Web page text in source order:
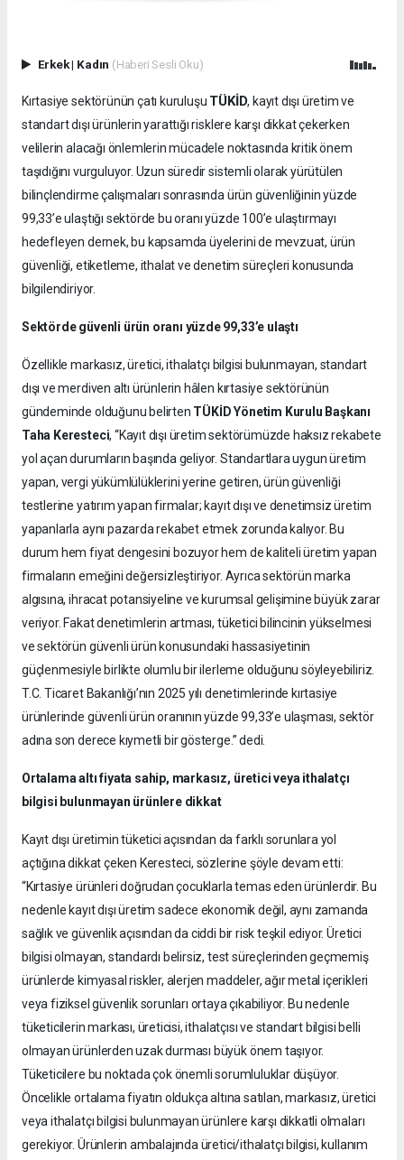
Erkek| Kadın (Haberi Sesli Oku)
Kırtasiye sektörünün çatı kuruluşu TÜKİD, kayıt dışı üretim ve
standart dışı ürünlerin yarattığı risklere karşı dikkat çekerken
velilerin alacağı önlemlerin mücadele noktasında kritik önem
taşıdığını vurguluyor. Uzun süredir sistemli olarak yürütülen
bilinçlendirme çalışmaları sonrasında ürün güvenliğinin yüzde
99,33’e ulaştığı sektörde bu oranı yüzde 100’e ulaştırmayı
hedefleyen dernek, bu kapsamda üyelerini de mevzuat, ürün
güvenliği, etiketleme, ithalat ve denetim süreçleri konusunda
bilgilendiriyor.
Sektörde güvenli ürün oranı yüzde 99,33’e ulaştı
Özellikle markasız, üretici, ithalatçı bilgisi bulunmayan, standart
dışı ve merdiven altı ürünlerin hâlen kırtasiye sektörünün
gündeminde olduğunu belirten TÜKİD Yönetim Kurulu Başkanı
Taha Keresteci, “Kayıt dışı üretim sektörümüzde haksız rekabete
yol açan durumların başında geliyor. Standartlara uygun üretim
yapan, vergi yükümlülüklerini yerine getiren, ürün güvenliği
testlerine yatırım yapan firmalar; kayıt dışı ve denetimsiz üretim
yapanlarla aynı pazarda rekabet etmek zorunda kalıyor. Bu
durum hem fiyat dengesini bozuyor hem de kaliteli üretim yapan
firmaların emeğini değersizleştiriyor. Ayrıca sektörün marka
algısına, ihracat potansiyeline ve kurumsal gelişimine büyük zarar
veriyor. Fakat denetimlerin artması, tüketici bilincinin yükselmesi
ve sektörün güvenli ürün konusundaki hassasiyetinin
güçlenmesiyle birlikte olumlu bir ilerleme olduğunu söyleyebiliriz.
T.C. Ticaret Bakanlığı’nın 2025 yılı denetimlerinde kırtasiye
ürünlerinde güvenli ürün oranının yüzde 99,33’e ulaşması, sektör
adına son derece kıymetli bir gösterge.” dedi.
Ortalama altı fiyata sahip, markasız, üretici veya ithalatçı
bilgisi bulunmayan ürünlere dikkat
Kayıt dışı üretimin tüketici açısından da farklı sorunlara yol
açtığına dikkat çeken Keresteci, sözlerine şöyle devam etti:
“Kırtasiye ürünleri doğrudan çocuklarla temas eden ürünlerdir. Bu
nedenle kayıt dışı üretim sadece ekonomik değil, aynı zamanda
sağlık ve güvenlik açısından da ciddi bir risk teşkil ediyor. Üretici
bilgisi olmayan, standardı belirsiz, test süreçlerinden geçmemiş
ürünlerde kimyasal riskler, alerjen maddeler, ağır metal içerikleri
veya fiziksel güvenlik sorunları ortaya çıkabiliyor. Bu nedenle
tüketicilerin markası, üreticisi, ithalatçısı ve standart bilgisi belli
olmayan ürünlerden uzak durması büyük önem taşıyor.
Tüketicilere bu noktada çok önemli sorumluluklar düşüyor.
Öncelikle ortalama fiyatın oldukça altına satılan, markasız, üretici
veya ithalatçı bilgisi bulunmayan ürünlere karşı dikkatli olmaları
gerekiyor. Ürünlerin ambalajında üretici/ithalatçı bilgisi, kullanım